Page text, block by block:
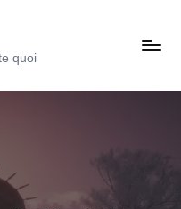
quoi